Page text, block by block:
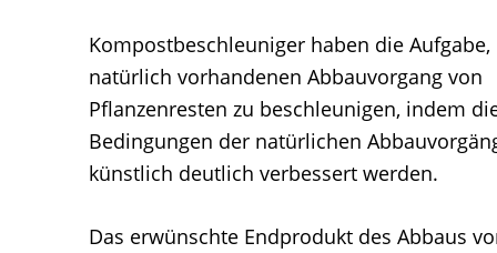
Kompostbeschleuniger haben die Aufgabe,
natürlich vorhandenen Abbauvorgang von
Pflanzenresten zu beschleunigen, indem
Bedingungen der natürlichen
künstlich deutlich verbessert werden.
Das erwünschte Endprodukt des Abbaus